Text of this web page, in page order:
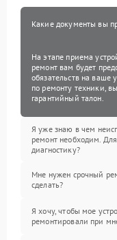
Какие документы вы
На этапе приема
ремонт вам будет
обязательств на ваше
по ремонту техники,
гарантийный талон.
Я уже знаю в чем
ремонт необходим.
диагностику?
Мне нужен срочный
сделать?
Я хочу, чтобы мое
ремонтировали при